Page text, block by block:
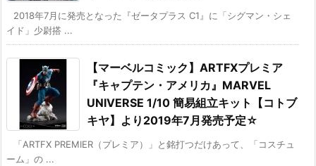
2018年7月に発売となった『ゼータプラス C1』に「シグマン・シェ
イド」少尉搭 ...
【マーベルコミック】ARTFXプレミア
『キャプテン・アメリカ』MARVEL
UNIVERSE 1/10 簡易組立キット【コトブ
キヤ】より2019年7月発売予定☆
「ARTFX PREMIER（プレミア）」と銘打つだけあって、「コスチュ
ーム」の ...